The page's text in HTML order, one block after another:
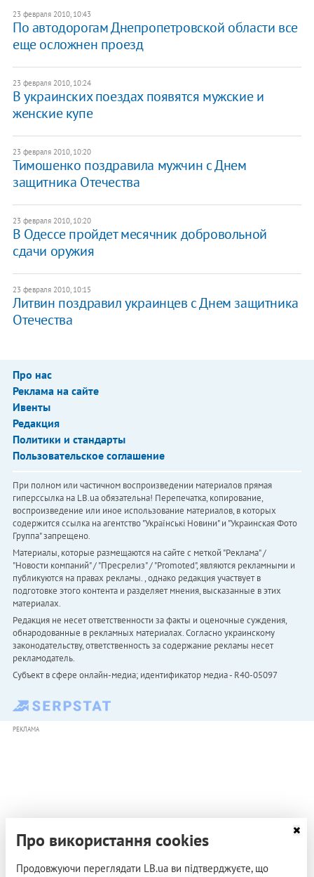
23 февраля 2010, 10:43
По автодорогам Днепропетровской области все
еще осложнен проезд
23 февраля 2010, 10:24
В украинских поездах появятся мужские и
женские купе
23 февраля 2010, 10:20
Тимошенко поздравила мужчин с Днем
защитника Отечества
23 февраля 2010, 10:20
В Одессе пройдет месячник добровольной
сдачи оружия
23 февраля 2010, 10:15
Литвин поздравил украинцев с Днем защитника
Отечества
Про нас
Реклама на сайте
Ивенты
Редакция
Политики и стандарты
Пользовательское соглашение
При полном или частичном воспроизведении материалов прямая
гиперссылка на LB.ua обязательна! Перепечатка, копирование,
воспроизведение или иное использование материалов, в которых
содержится ссылка на агентство "Українськi Новини" и "Украинская Фото
Группа" запрещено.
Материалы, которые размещаются на сайте с меткой "Реклама" /
"Новости компаний" / "Пресрелиз" / "Promoted", являются рекламными и
публикуются на правах рекламы. , однако редакция участвует в
подготовке этого контента и разделяет мнения, высказанные в этих
материалах.
Редакция не несет ответственности за факты и оценочные суждения,
обнародованные в рекламных материалах. Согласно украинскому
законодательству, ответственность за содержание рекламы несет
рекламодатель.
Субъект в сфере онлайн-медиа; идентификатор медиа - R40-05097
РЕКЛАМА
Про використання cookies
Продовжуючи переглядати LB.ua ви підтверджуєте, що